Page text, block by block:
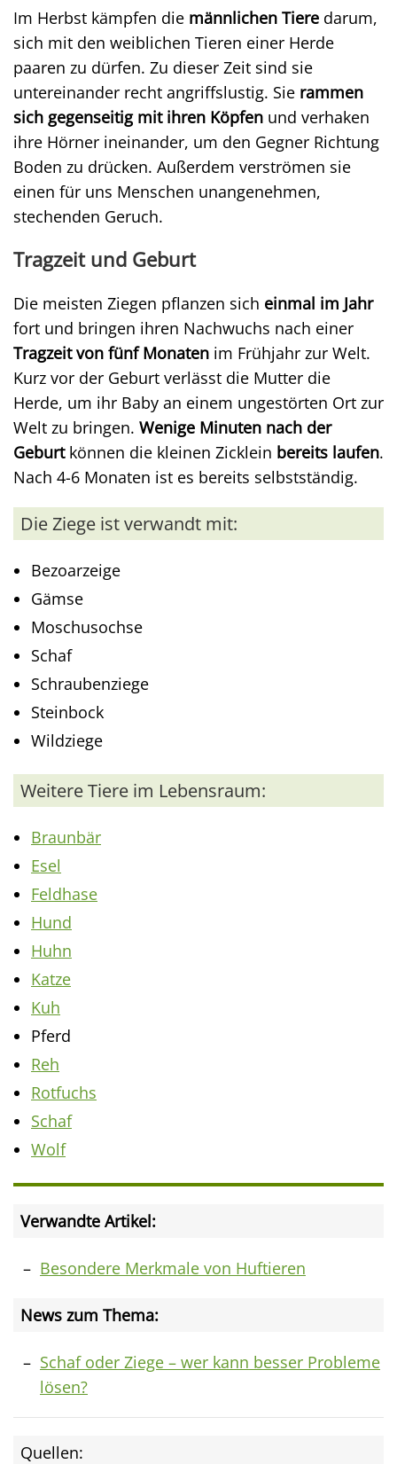
Im Herbst kämpfen die männlichen Tiere darum,
sich mit den weiblichen Tieren einer Herde
paaren zu dürfen. Zu dieser Zeit sind sie
untereinander recht angriffslustig. Sie rammen
sich gegenseitig mit ihren Köpfen und verhaken
ihre Hörner ineinander, um den Gegner Richtung
Boden zu drücken. Außerdem verströmen sie
einen für uns Menschen unangenehmen,
stechenden Geruch.
Tragzeit und Geburt
Die meisten Ziegen pflanzen sich einmal im Jahr
fort und bringen ihren Nachwuchs nach einer
Tragzeit von fünf Monaten im Frühjahr zur Welt.
Kurz vor der Geburt verlässt die Mutter die
Herde, um ihr Baby an einem ungestörten Ort zur
Welt zu bringen. Wenige Minuten nach der
Geburtkönnen die kleinen Zicklein bereits laufen.
Nach 4-6 Monaten ist es bereits selbstständig.
Die Ziege ist verwandt mit:
Bezoarzeige
Gämse
Moschusochse
Schaf
Schraubenziege
Steinbock
Wildziege
Weitere Tiere im Lebensraum:
Braunbär
Esel
Feldhase
Hund
Huhn
Katze
Kuh
Pferd
Reh
Rotfuchs
Schaf
Wolf
Verwandte Artikel:
Besondere Merkmale von Huftieren
News zum Thema:
Schaf oder Ziege – wer kann besser Probleme
lösen?
Quellen: